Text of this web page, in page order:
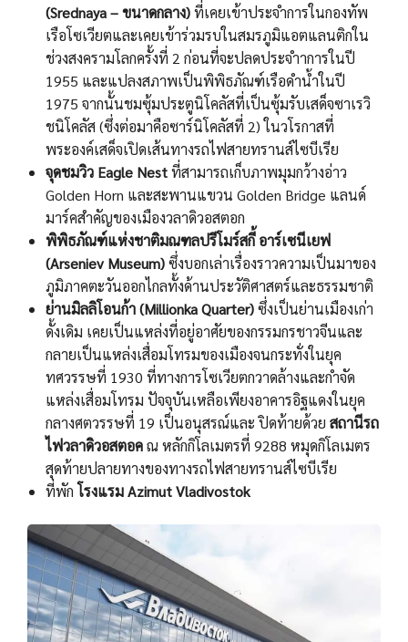
(Srednaya – ขนาดกลาง)ที่เคยเข้าประจำการในกองทัพ
เรือโซเวียตและเคยเข้าร่วมรบในสมรภูมิแอตแลนติกใน
ช่วงสงครามโลกครั้งที่ 2 ก่อนที่จะปลดประจำาการในปี
1955 และแปลงสภาพเป็นพิพิธภัณฑ์เรือดำน้ำในปี
1975 จากนั้นชมซุ้มประตูนิโคลัสที่เป็นซุ้มรับเสด็จซาเรวิ
ชนิโคลัส (ซึ่งต่อมาคือซาร์นิโคลัสที่ 2) ในวโรกาสที่
พระองค์เสด็จเปิดเส้นทางรถไฟสายทรานส์ไซบีเรีย
จุดชมวิว Eagle Nestที่สามารถเก็บภาพมุมกว้างอ่าว
Golden Horn และสะพานแขวน Golden Bridge แลนด์
มาร์คสำคัญของเมืองวลาดิวอสตอก
พิพิธภัณฑ์แห่งชาติมณฑลปรีโมร์สกี้ อาร์เซนีเยฟ
(Arseniev Museum)ซึ่งบอกเล่าเรื่องราวความเป็นมาของ
ภูมิภาคตะวันออกไกลทั้งด้านประวัติศาสตร์และธรรมชาติ
ย่านมิลลิโอนก้า (Millionka Quarter)ซึ่งเป็นย่านเมืองเก่า
ดั้งเดิม เคยเป็นแหล่งที่อยู่อาศัยของกรรมกรชาวจีนและ
กลายเป็นแหล่งเสื่อมโทรมของเมืองจนกระทั่งในยุค
ทศวรรษที่ 1930 ที่ทางการโซเวียตกวาดล้างและกำจัด
แหล่งเสื่อมโทรม ปัจจุบันเหลือเพียงอาคารอิฐแดงในยุค
กลางศตวรรษที่ 19 เป็นอนุสรณ์และ ปิดท้ายด้วย สถานีรถ
ไฟวลาดิวอสตอคณ หลักกิโลเมตรที่ 9288 หมุดกิโลเมตร
สุดท้ายปลายทางของทางรถไฟสายทรานส์ไซบีเรีย
ที่พักโรงแรม Azimut Vladivostok